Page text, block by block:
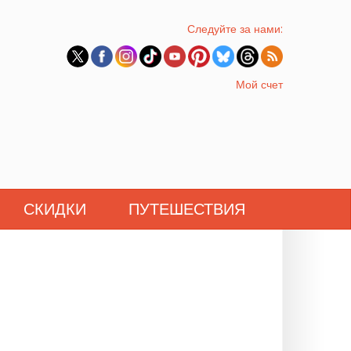
Следуйте за нами:
Мой счет
СКИДКИ ПУТЕШЕСТВИЯ